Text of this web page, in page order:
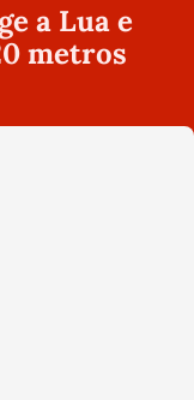
a Lua e
metros